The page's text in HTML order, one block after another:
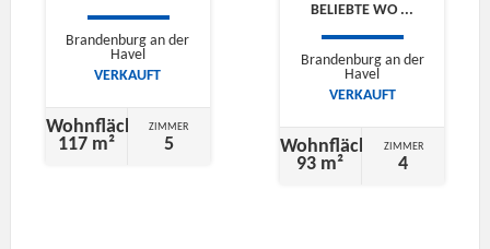
Brandenburg an der
Havel
VERKAUFT
Wohnfläche
117 m²
ZIMMER
5
BELIEBTE WO ...
Brandenburg an der
Havel
VERKAUFT
Wohnfläche
93 m²
ZIMMER
4